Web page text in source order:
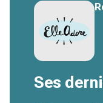
Ses